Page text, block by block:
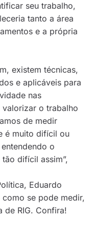
seu trabalho,
tanto a área
e a própria
existem técnicas,
e aplicáveis para
nas
o trabalho
de medir
é muito difícil ou
o
difícil assim”,
Eduardo
se pode medir,
de RIG. Confira!